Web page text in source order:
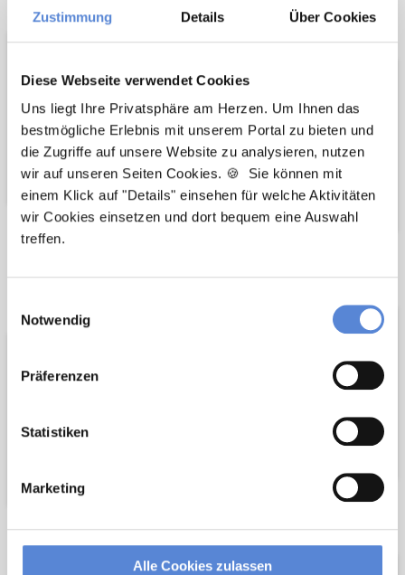
Zustimmung Details Über Cookies
Diese Webseite verwendet Cookies
Uns liegt Ihre Privatsphäre am Herzen. Um Ihnen das
bestmögliche Erlebnis mit unserem Portal zu bieten und
die Zugriffe auf unsere Website zu analysieren, nutzen
wir auf unseren Seiten Cookies. 🍪 Sie können mit
einem Klick auf "Details" einsehen für welche Aktivitäten
wir Cookies einsetzen und dort bequem eine Auswahl
treffen.
Notwendig
Präferenzen
Statistiken
Marketing
Alle Cookies zulassen
Unterstützer
Wir pflanzen
Wir fördern